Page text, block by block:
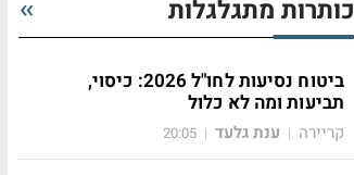
כותרות מתגלגלות
ביטוח נסיעות לחו"ל 2026: כיסוי,
תביעות ומה לא כלול
קריירה | ענת גלעד |
20:05